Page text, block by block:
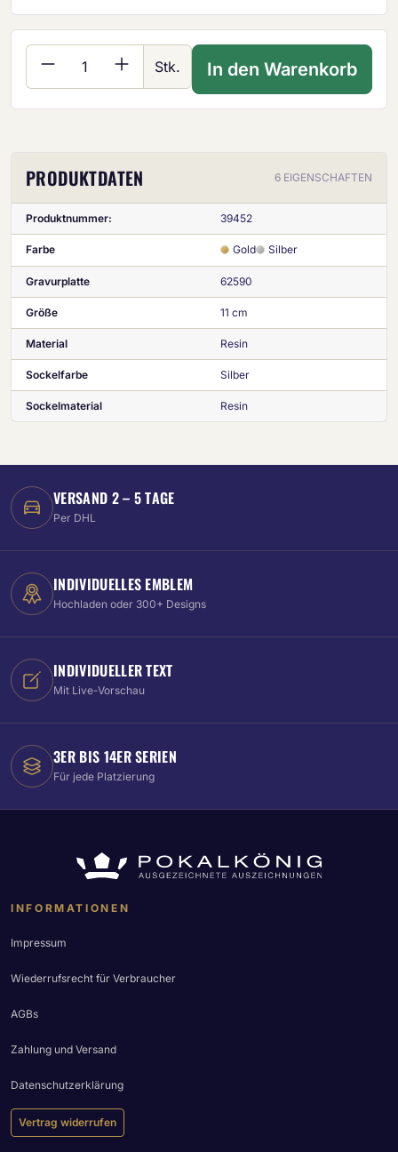
Produkt Anzahl: Gib den gewünschten
Stk. In den Warenkorb
PRODUKTDATEN 6 EIGENSCHAFTEN
Produktnummer: 39452
Farbe Gold Silber
Gravurplatte 62590
Größe 11 cm
Material Resin
Sockelfarbe Silber
Sockelmaterial Resin
VERSAND 2 – 5 TAGE
Per DHL
INDIVIDUELLES EMBLEM
Hochladen oder 300+ Designs
INDIVIDUELLER TEXT
Mit Live-Vorschau
3ER BIS 14ER SERIEN
Für jede Platzierung
INFORMATIONEN
Impressum
Wiederrufsrecht für Verbraucher
AGBs
Zahlung und Versand
Datenschutzerklärung
Vertrag widerrufen